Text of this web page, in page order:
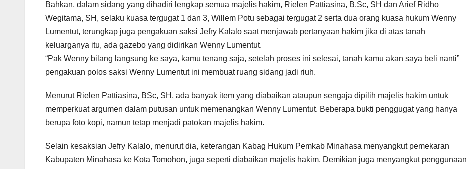
Bahkan, dalam sidang yang dihadiri lengkap semua majelis hakim, Rielen Pattiasina, B.Sc, SH dan Arief Ridho
Wegitama, SH, selaku kuasa tergugat 1 dan 3, Willem Potu sebagai tergugat 2 serta dua orang kuasa hukum Wenny
Lumentut, terungkap juga pengakuan saksi Jefry Kalalo saat menjawab pertanyaan hakim jika di atas tanah
keluarganya itu, ada gazebo yang didirikan Wenny Lumentut.
“Pak Wenny bilang langsung ke saya, kamu tenang saja, setelah proses ini selesai, tanah kamu akan saya beli nanti”
pengakuan polos saksi Wenny Lumentut ini membuat ruang sidang jadi riuh.
Menurut Rielen Pattiasina, BSc, SH, ada banyak item yang diabaikan ataupun sengaja dipilih majelis hakim untuk
memperkuat argumen dalam putusan untuk memenangkan Wenny Lumentut. Beberapa bukti penggugat yang hanya
berupa foto kopi, namun tetap menjadi patokan majelis hakim.
Selain kesaksian Jefry Kalalo, menurut dia, keterangan Kabag Hukum Pemkab Minahasa menyangkut pemekaran
Kabupaten Minahasa ke Kota Tomohon, juga seperti diabaikan majelis hakim. Demikian juga menyangkut penggunaan